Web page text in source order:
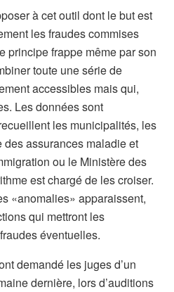
à cet outil dont le but est
les fraudes commises
principe frappe même par son
toute une série de
accessibles mais qui,
Les données sont
les municipalités, les
des assurances maladie et
ou le Ministère des
est chargé de les croiser.
«anomalies» apparaissent,
qui mettront les
éventuelles.
demandé les juges d’un
dernière, lors d’auditions